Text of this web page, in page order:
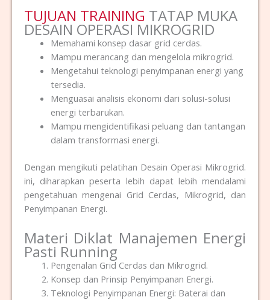
TUJUAN TRAINING TATAP MUKA
DESAIN OPERASI MIKROGRID
Memahami konsep dasar grid cerdas.
Mampu merancang dan mengelola mikrogrid.
Mengetahui teknologi penyimpanan energi yang
tersedia.
Menguasai analisis ekonomi dari solusi-solusi
energi terbarukan.
Mampu mengidentifikasi peluang dan tantangan
dalam transformasi energi.
Dengan mengikuti pelatihan Desain Operasi Mikrogrid.
ini, diharapkan peserta lebih dapat lebih mendalami
pengetahuan mengenai Grid Cerdas, Mikrogrid, dan
Penyimpanan Energi.
Materi Diklat Manajemen Energi
Pasti Running
Pengenalan Grid Cerdas dan Mikrogrid.
Konsep dan Prinsip Penyimpanan Energi.
Teknologi Penyimpanan Energi: Baterai dan